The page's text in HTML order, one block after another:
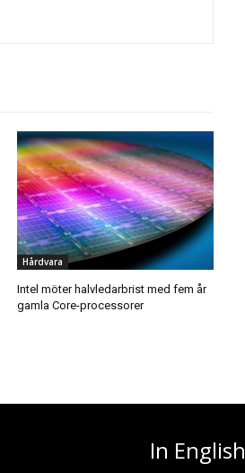
Hårdvara
Intel möter halvledarbrist med fem år
gamla Core-processorer
In English